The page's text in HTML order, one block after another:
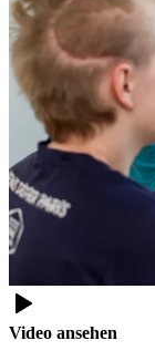
Video ansehen